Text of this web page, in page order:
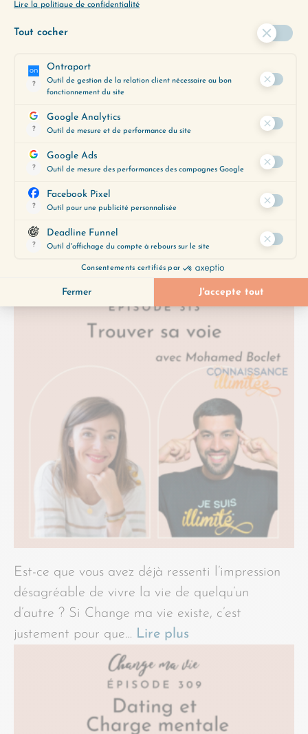
Je suis très heureuse de vous présenter cette
semaine un nouveau format d’épisode : Les
Conversations Change ma vie. Dans ces
Est-ce que vous avez déjà ressenti l’impression
désagréable de vivre la vie de quelqu’un
d’autre ? Si Change ma vie existe, c’est
justement pour que… Lire plus